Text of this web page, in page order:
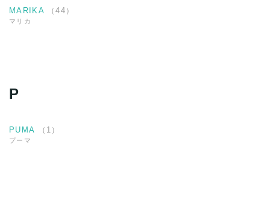
MARIKA （44 ）
マリカ
P
PUMA （ 1 ）
プーマ